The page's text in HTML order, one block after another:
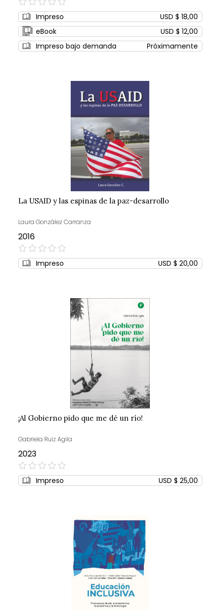
0%
Impreso
USD $ 18,00
eBook
USD $ 12,00
Impreso bajo demanda
Próximamente
La USAID y las espinas de la paz-desarrollo
Laura González Carranza
2016
0%
Impreso USD $ 20,00
¡Al Gobierno pido que me dé un río!
Gabriela Ruiz Agila
2023
0%
Impreso USD $ 25,00